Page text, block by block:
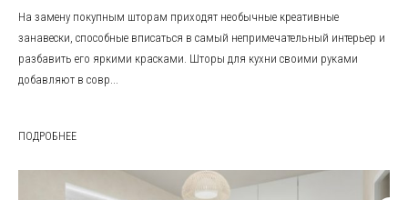
На замену покупным шторам приходят необычные креативные
занавески, способные вписаться в самый непримечательный интерьер и
разбавить его яркими красками. Шторы для кухни своими руками
добавляют в совр...
ПОДРОБНЕЕ